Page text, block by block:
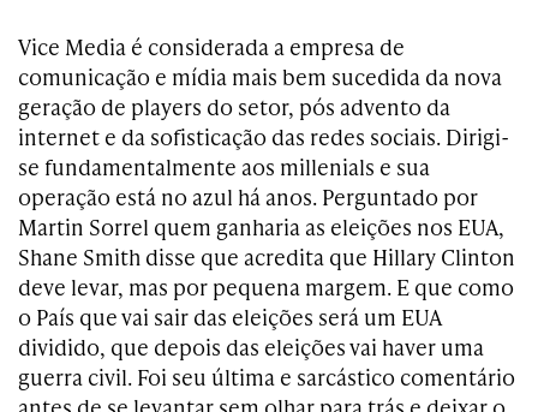
Vice Media é considerada a empresa de
comunicação e mídia mais bem sucedida da nova
geração de players do setor, pós advento da
internet e da sofisticação das redes sociais. Dirigi-
se fundamentalmente aos millenials e sua
operação está no azul há anos. Perguntado por
Martin Sorrel quem ganharia as eleições nos EUA,
Shane Smith disse que acredita que Hillary Clinton
deve levar, mas por pequena margem. E que como
o País que vai sair das eleições será um EUA
dividido, que depois das eleições vai haver uma
guerra civil. Foi seu última e sarcástico comentário